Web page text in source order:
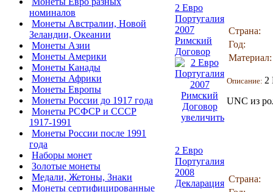
номиналов
Монеты Австралии, Новой
Зеландии, Океании
Монеты Азии
Монеты Америки
Монеты Канады
Монеты Африки
Монеты Европы
Монеты России до 1917 года
Монеты РСФСР и СССР
1917-1991
Монеты России после 1991
года
Наборы монет
Золотые монеты
Медали, Жетоны, Знаки
Монеты сертифицированные
2 Евро
Португалия
2007
Римский
Договор
увеличить
Страна:
Год:
Материал:
Описание: 2
UNC из
2 Евро
Португалия
2008
Декларация Страна: